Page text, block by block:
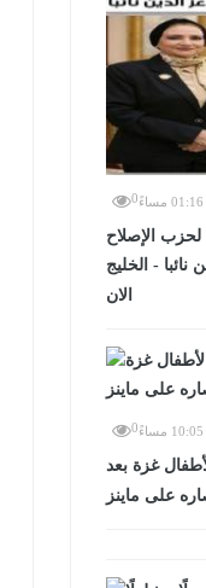
0
لحزب الإصلاح
نائبا - الخليج
الان
0
غزة بعد
على ماينز